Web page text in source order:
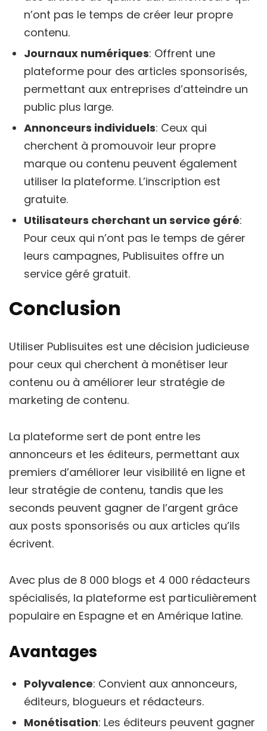
n’ont pas le temps de créer leur propre
contenu.
Journaux numériques: Offrent une
plateforme pour des articles sponsorisés,
permettant aux entreprises d’atteindre un
public plus large.
Annonceurs individuels: Ceux qui
cherchent à promouvoir leur propre
marque ou contenu peuvent également
utiliser la plateforme. L’inscription est
gratuite.
Utilisateurs cherchant un service géré:
Pour ceux qui n’ont pas le temps de gérer
leurs campagnes, Publisuites offre un
service géré gratuit.
Conclusion
Utiliser Publisuites est une décision judicieuse
pour ceux qui cherchent à monétiser leur
contenu ou à améliorer leur stratégie de
marketing de contenu.
La plateforme sert de pont entre les
annonceurs et les éditeurs, permettant aux
premiers d’améliorer leur visibilité en ligne et
leur stratégie de contenu, tandis que les
seconds peuvent gagner de l’argent grâce
aux posts sponsorisés ou aux articles qu’ils
écrivent.
Avec plus de 8 000 blogs et 4 000 rédacteurs
spécialisés, la plateforme est particulièrement
populaire en Espagne et en Amérique latine.
Avantages
Polyvalence: Convient aux annonceurs,
éditeurs, blogueurs et rédacteurs.
Monétisation: Les éditeurs peuvent gagner